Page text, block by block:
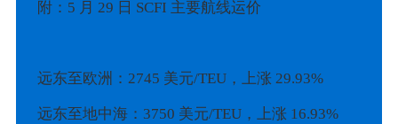
附：5 月 29 日 SCFI 主要航线运价
远东至欧洲：2745 美元/TEU，上涨 29.93%
远东至地中海：3750 美元/TEU，上涨 16.93%